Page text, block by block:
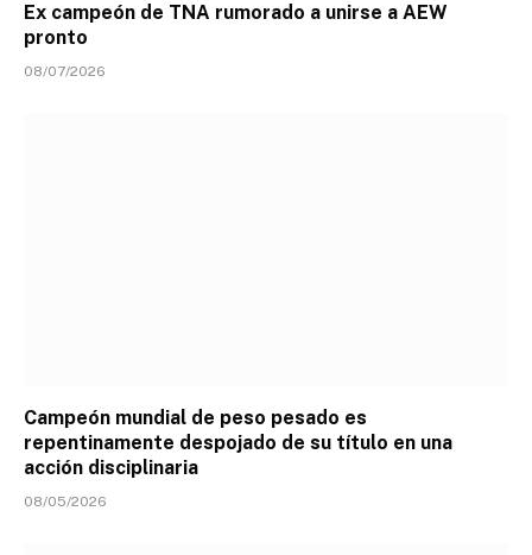
Ex campeón de TNA rumorado a unirse a AEW
pronto
08/07/2026
Campeón mundial de peso pesado es
repentinamente despojado de su título en una
acción disciplinaria
08/05/2026